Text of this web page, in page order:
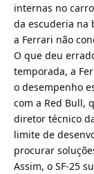
internas no
da escuderia na
a Ferrari não
O que deu
temporada, a
o desempenho
com a Red Bull,
diretor técnico
limite de
procurar
Assim, o SF-25